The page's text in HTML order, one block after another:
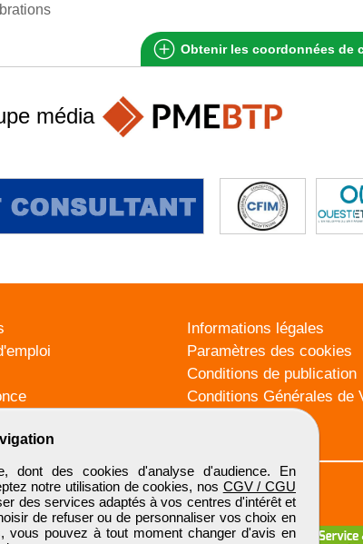
Obtenir les coordonnées de
dont des cookies d'analyse d'audience. En
notre utilisation de cookies, nos CGV / CGU
des services adaptés à vos centres d'intérêt et
de refuser ou de personnaliser vos choix en
vous pouvez à tout moment changer d'avis en
média
Informations légales
Paramètres des cookies
Conditions de publication
Conditions Générales de